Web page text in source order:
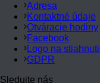
Adresa
Kontaktné údaje
Otváracie hodiny
Facebook
Logo na
GDPR
Sledujte nás